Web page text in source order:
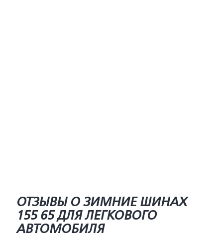
ОТЗЫВЫ О ЗИМНИЕ ШИНАХ
155 65 ДЛЯ ЛЕГКОВОГО
АВТОМОБИЛЯ